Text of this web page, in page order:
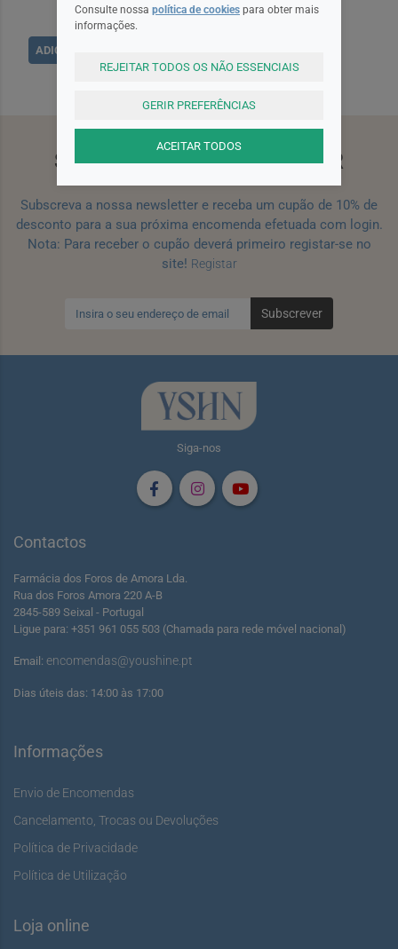
ADICIONAR
SUBSCREVA A NEWSLETTER
Subscreva a nossa newsletter e receba um cupão de 10% de
desconto para a sua próxima encomenda efetuada com login.
Nota: Para receber o cupão deverá primeiro registar-se no
site! Registar
Subscrever
Siga-nos
Contactos
Farmácia dos Foros de Amora Lda.
Rua dos Foros Amora 220 A-B
2845-589 Seixal - Portugal
Ligue para: +351 961 055 503 (Chamada para rede móvel nacional)
Email: encomendas@youshine.pt
Dias úteis das: 14:00 às 17:00
Informações
Envio de Encomendas
Cancelamento, Trocas ou Devoluções
Política de Privacidade
Política de Utilização
Loja online
Consulte nossa política de cookies para obter mais
informações.
REJEITAR TODOS OS NÃO ESSENCIAIS
GERIR PREFERÊNCIAS
ACEITAR TODOS